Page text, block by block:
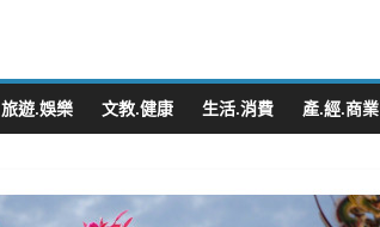
起於無心成於熱愛 王貴嬋現代
水墨個展
旅遊.娛樂 文教.健康 生活.消費 產.經.商業